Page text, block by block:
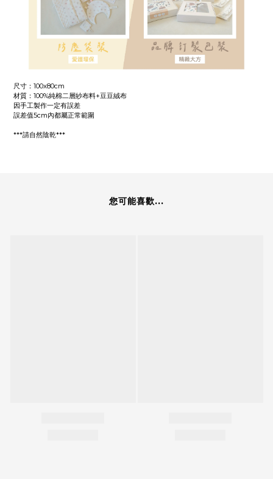
尺寸：100x80cm
材質：100%純棉二層紗布料+豆豆絨布
因手工製作一定有誤差
誤差值5cm內都屬正常範圍
***請自然陰乾***
您可能喜歡...